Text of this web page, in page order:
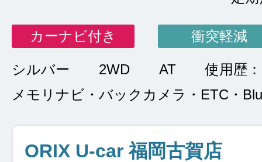
カーナビ付き 衝突軽減
シルバー 2WD AT
使用歴
メモリナビ・バックカメラ・ETC・
ORIX U-car 福岡古賀店